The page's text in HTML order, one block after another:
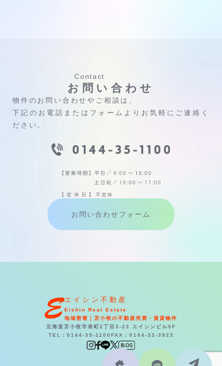
Contact
お問い合わせ
物件のお問い合わせやご相談は、
下記のお電話またはフォームよりお気軽にご連絡く
ださい。
お問い合わせフォーム
エイシン不動産
Eishin Real Estate
地域密着｜苫小牧の不動産売買・賃貸物件
北海道苫小牧市表町2丁目3-23 エイシンビル5F
TEL：0144-35-1100 FAX：0144-32-3923